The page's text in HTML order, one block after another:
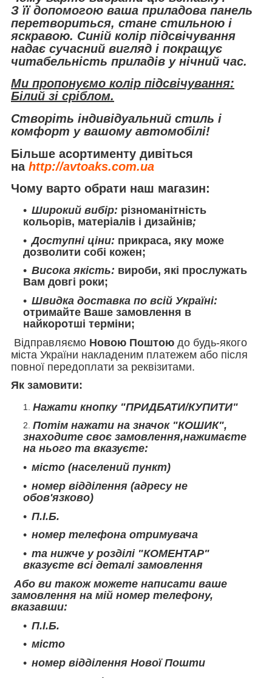
З її допомогою ваша приладова панель
перетвориться, стане стильною і
яскравою. Синій колір підсвічування
надає сучасний вигляд і покращує
читабельність приладів у нічний час.
Ми пропонуємо колір підсвічування:
Білий зі сріблом.
Створіть індивідуальний стиль і
комфорт у вашому автомобілі!
Більше асортименту дивіться
на http://avtoaks.com.ua
Чому варто обрати наш магазин:
Широкий вибір: різноманітність
кольорів, матеріалів і дизайнів;
Доступні ціни: прикраса, яку може
дозволити собі кожен;
Висока якість: вироби, які прослужать
Вам довгі роки;
Швидка доставка по всій Україні:
отримайте Ваше замовлення в
найкоротші терміни;
Відправляємо Новою Поштою до будь-якого
міста України накладеним платежем або після
повної передоплати за реквізитами.
Як замовити:
Нажати кнопку "ПРИДБАТИ/КУПИТИ"
Потім нажати на значок "КОШИК",
знаходите своє замовлення,нажимаєте
на нього та вказуєте:
місто (населений пункт)
номер відділення (адресу не
обов'язково)
П.І.Б.
номер телефона отримувача
та нижче у розділі "КОМЕНТАР"
вказуєте всі деталі замовлення
Або ви також можете написати ваше
замовлення на мій номер телефону,
вказавши:
П.І.Б.
місто
номер відділення Нової Пошти